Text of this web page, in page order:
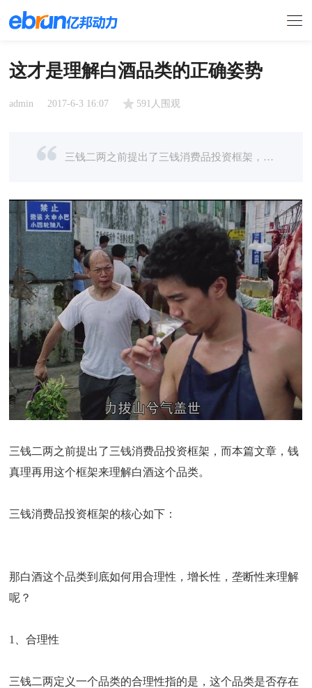
这才是理解白酒品类的正确姿势
admin 2017-6-3 16:07 591人围观
三钱二两之前提出了三钱消费品投资框架，而本篇文章，钱真理再用这个框架来理解白酒这个品类。 三钱消费品投资框架的核心如下： 那白酒这个品类到底如何用合理性，增长性，垄断性来理解呢？ 1、合理性 三钱二两 ...
三钱二两之前提出了三钱消费品投资框架，而本篇文章，钱
真理再用这个框架来理解白酒这个品类。
三钱消费品投资框架的核心如下：
那白酒这个品类到底如何用合理性，增长性，垄断性来理解
呢？
1、合理性
三钱二两定义一个品类的合理性指的是，这个品类是否存在